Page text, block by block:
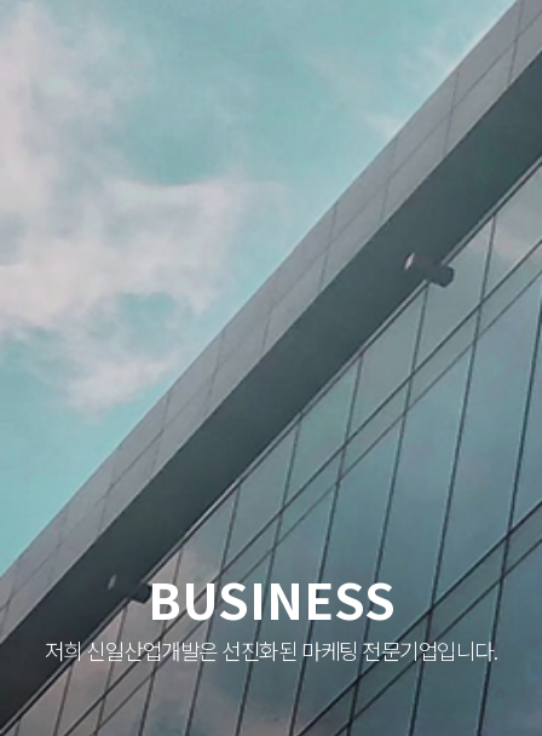
BUSINESS
저희 신일산업개발은 선진화된 마케팅 전문기업입니다.